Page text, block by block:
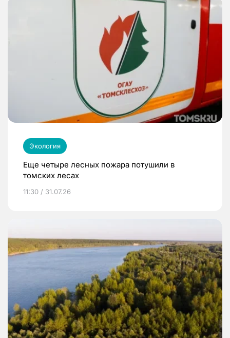
Экология
Еще четыре лесных пожара потушили в
томских лесах
11:30 / 31.07.26